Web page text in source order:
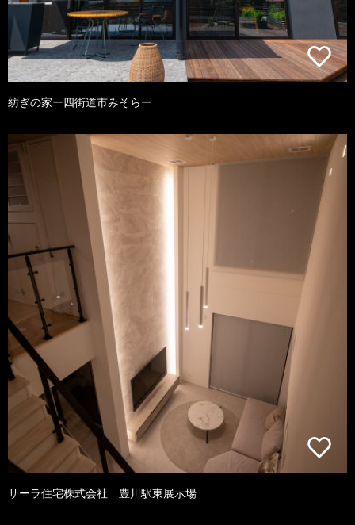
紡ぎの家ー四街道市みそらー
サーラ住宅株式会社 豊川駅東展示場